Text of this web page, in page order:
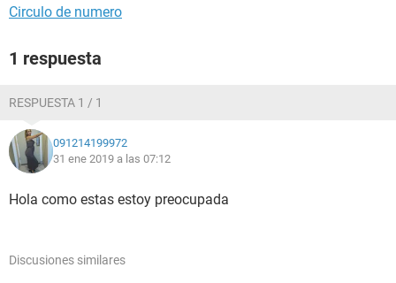
Circulo de numero
1 respuesta
RESPUESTA 1 / 1
091214199972
31 ene 2019 a las 07:12
Hola como estas estoy preocupada
Discusiones similares